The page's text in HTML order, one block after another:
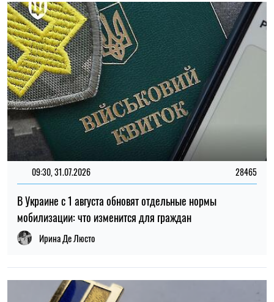
11:30, 26.07.2026 114
Зеленский: КНДР готовит для Путина еще 30 тысяч
военных для войны против Украины